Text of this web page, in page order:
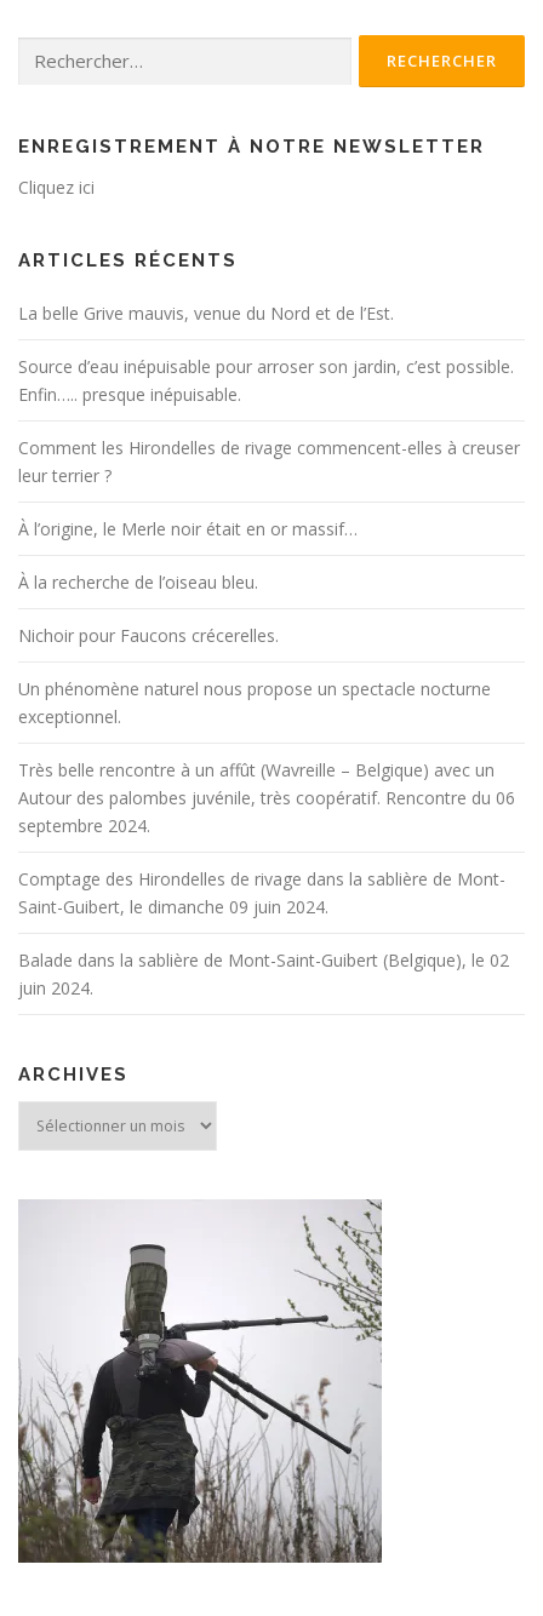
ENREGISTREMENT À NOTRE NEWSLETTER
Cliquez ici
ARTICLES RÉCENTS
La belle Grive mauvis, venue du Nord et de l’Est.
Source d’eau inépuisable pour arroser son jardin, c’est possible.
Enfin….. presque inépuisable.
Comment les Hirondelles de rivage commencent-elles à creuser
leur terrier ?
À l’origine, le Merle noir était en or massif…
À la recherche de l’oiseau bleu.
Nichoir pour Faucons crécerelles.
Un phénomène naturel nous propose un spectacle nocturne
exceptionnel.
Très belle rencontre à un affût (Wavreille – Belgique) avec un
Autour des palombes juvénile, très coopératif. Rencontre du 06
septembre 2024.
Comptage des Hirondelles de rivage dans la sablière de Mont-
Saint-Guibert, le dimanche 09 juin 2024.
Balade dans la sablière de Mont-Saint-Guibert (Belgique), le 02
juin 2024.
ARCHIVES